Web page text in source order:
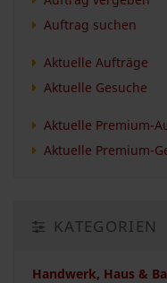
Auftrag suchen
Aktuelle Aufträge
Aktuelle Gesuche
Aktuelle Premium-
Aktuelle Premium-
KATEGORIEN
Handwerk, Haus &